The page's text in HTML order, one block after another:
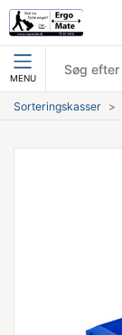
MENU
Sorteringskasser